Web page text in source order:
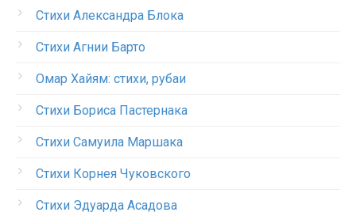
Стихи Александра Блока
Стихи Агнии Барто
Омар Хайям: стихи, рубаи
Стихи Бориса Пастернака
Стихи Самуила Маршака
Стихи Корнея Чуковского
Стихи Эдуарда Асадова